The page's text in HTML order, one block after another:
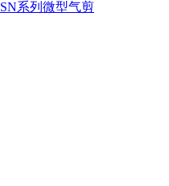
SN系列微型气剪